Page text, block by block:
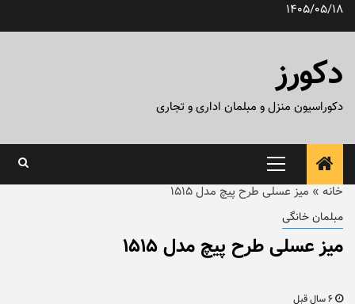
پرش1405/05/18
دکورز
دکوراسیون منزل و مبلمان اداری و تجاری
منوی
اصلی
خانه » میز عسلی طرح پیچ مدل ۱۵۱۵
مبلمان خانگی
میز عسلی طرح پیچ مدل ۱۵۱۵